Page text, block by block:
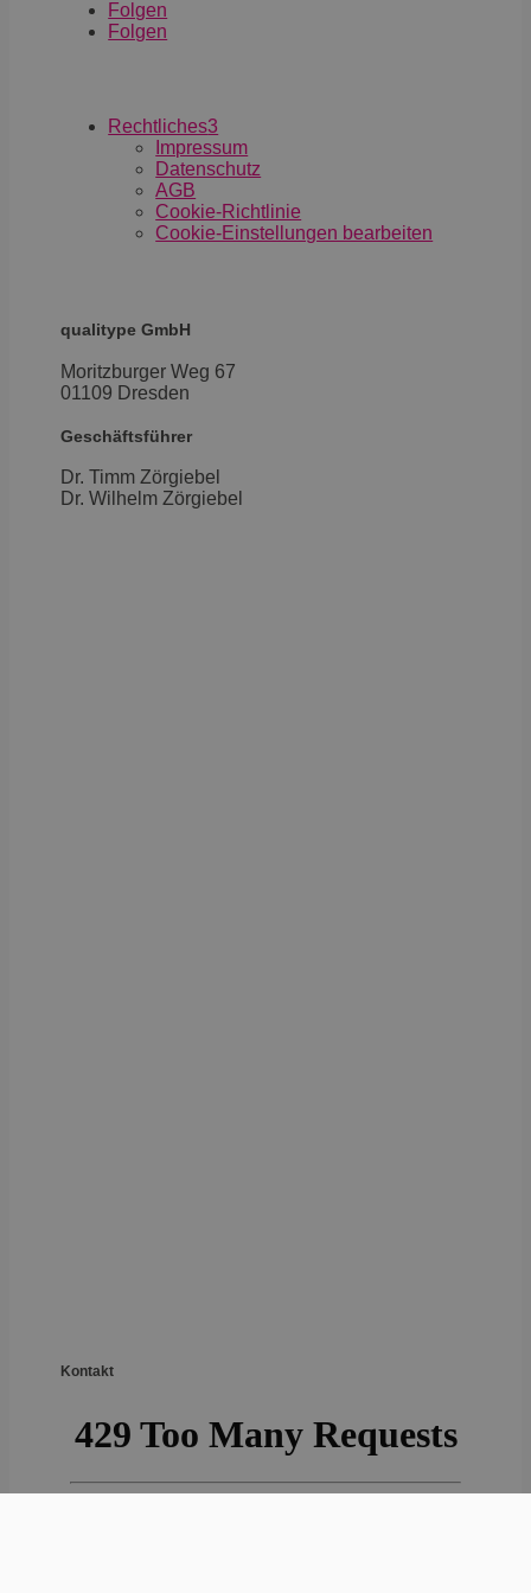
Folgen
Folgen
Rechtliches3
Impressum
Datenschutz
AGB
Cookie-Richtlinie
Cookie-Einstellungen bearbeiten
qualitype GmbH
Moritzburger Weg 67
01109 Dresden
Geschäftsführer
Dr. Timm Zörgiebel
​Dr. Wilhelm Zörgiebel
Kontakt